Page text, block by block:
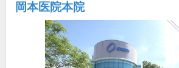
岡本医院本院